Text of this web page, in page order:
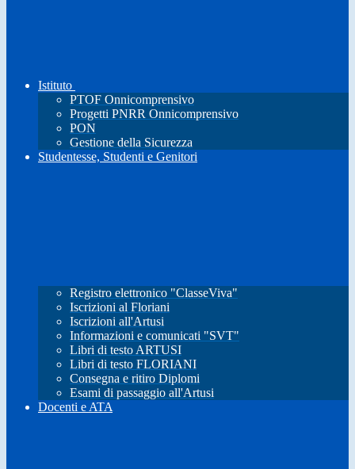
Istituto
PTOF Onnicomprensivo
Progetti PNRR Onnicomprensivo
PON
Gestione della Sicurezza
Studentesse, Studenti e Genitori
Registro elettronico "ClasseViva"
Iscrizioni al Floriani
Iscrizioni all'Artusi
Informazioni e comunicati "SVT"
Libri di testo ARTUSI
Libri di testo FLORIANI
Consegna e ritiro Diplomi
Esami di passaggio all'Artusi
Docenti e ATA